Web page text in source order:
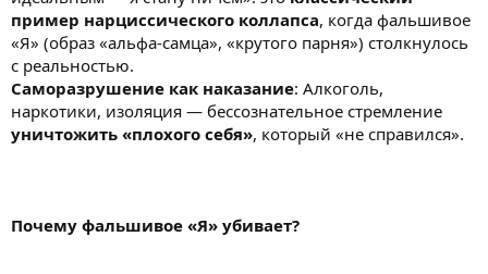
пример нарциссического коллапса, когда фальшивое
«Я» (образ «альфа-самца», «крутого парня») столкнулось
с реальностью.
Саморазрушение как наказание: Алкоголь,
наркотики, изоляция — бессознательное стремление
уничтожить «плохого себя», который «не справился».
Почему фальшивое «Я» убивает?